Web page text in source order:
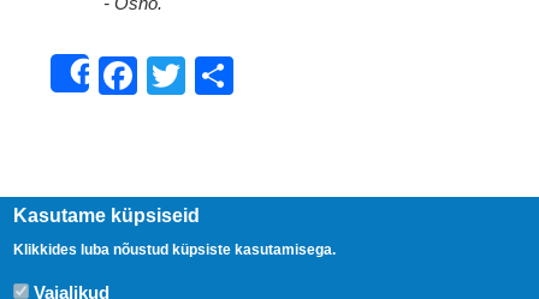
ShareFacebook
Twitter
Kasutame küpsiseid
Klikkides luba nõustud küpsiste kasutamisega.
Vajalikud